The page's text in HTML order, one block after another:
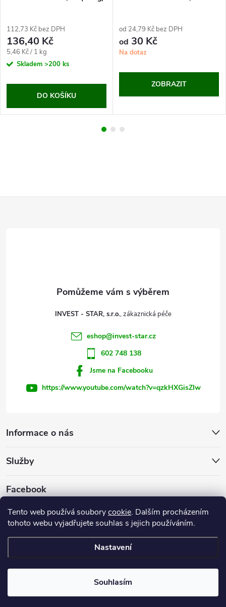
Tento web používá souborycookie. Dalším procházením
tohoto webu vyjadřujete souhlas s jejich používáním.
Nastavení
Souhlasím
112,73 Kč bez DPH
136,40 Kč
Měrná
cena:
5,46 Kč / 1 kg
Skladem >200 ks
DO KOŠÍKU
od 24,79 Kč bez DPH
od 30 Kč
Na dotaz
ZOBRAZIT
Informace o nás
Služby
Facebook
INVEST - STAR, s.r.o.
eshop@invest-star.cz
602 748 138
Jsme na Facebooku
https://www.youtube.com/watch?v=qzkHXGisZIw
Copyright 2026INVEST - STAR, s.r.o.. Všechna práva vyhrazena.